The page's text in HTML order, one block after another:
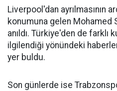
Liverpool'dan ayrılmasının
konumuna gelen Mohamed
anıldı. Türkiye'den de farklı
ilgilendiği yönündeki
yer buldu.
Son günlerde ise